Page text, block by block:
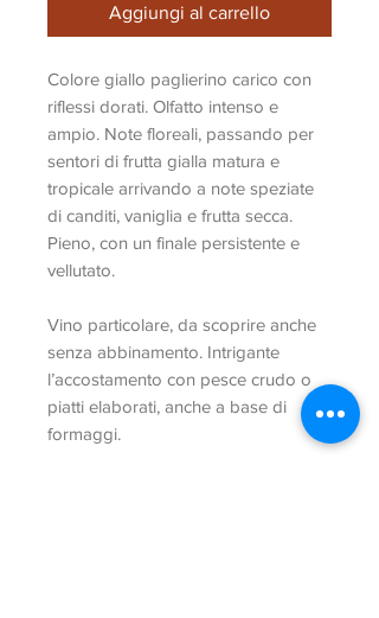
Aggiungi al carrello
Colore giallo paglierino carico con
riflessi dorati. Olfatto intenso e
ampio. Note floreali, passando per
sentori di frutta gialla matura e
tropicale arrivando a note speziate
di canditi, vaniglia e frutta secca.
Pieno, con un finale persistente e
vellutato.
Vino particolare, da scoprire anche
senza abbinamento. Intrigante
l’accostamento con pesce crudo o
piatti elaborati, anche a base di
formaggi.